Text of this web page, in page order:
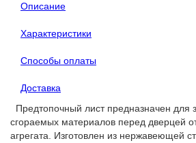
Описание
Характеристики
Способы оплаты
Доставка
Предтопочный лист предназначен для
cгораемых материалов перед дверцей
агрегата. Изготовлен из нержавеющей